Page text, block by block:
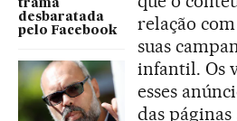
trama
desbaratada
pelo Facebook
relação
suas
infantil. Os
esses
das